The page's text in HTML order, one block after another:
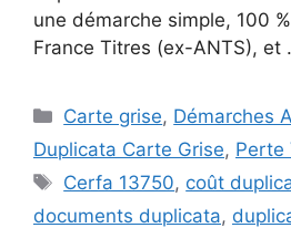
une démarche simple, 100
France Titres (ex-ANTS), et
Catégories
Carte grise, Démarches
Duplicata Carte Grise, Perte
Étiquettes
Cerfa 13750, coût
documents duplicata,